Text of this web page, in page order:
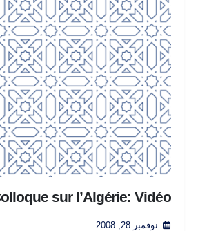
sur l’Algérie: Vidéo
نوفمبر 28, 2008